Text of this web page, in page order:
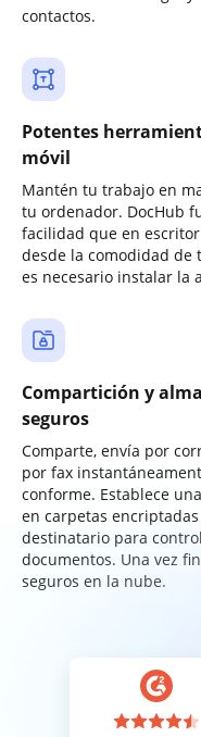
contactos.
Potentes
móvil
Mantén tu trabajo en
tu ordenador. DocHub
facilidad que en
desde la comodidad
es necesario instalar la
Compartición y
seguros
Comparte, envía por
por fax
conforme. Establece
en carpetas
destinatario para
documentos. Una vez
seguros en la nube.